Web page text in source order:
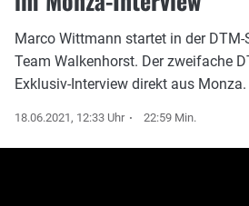
Marco Wittmann startet in der
Team Walkenhorst. Der zweifache
Exklusiv-Interview direkt aus Monza.
18.06.2021, 12:33 Uhr 22:59 Min.